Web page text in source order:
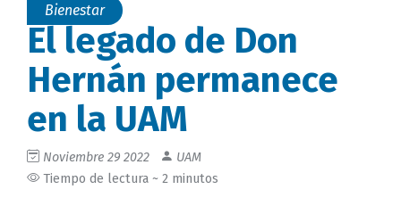
Bienestar
El legado de Don
Hernán permanece
en la UAM
Noviembre 29 2022
UAM
Tiempo de lectura ~ 2 minutos